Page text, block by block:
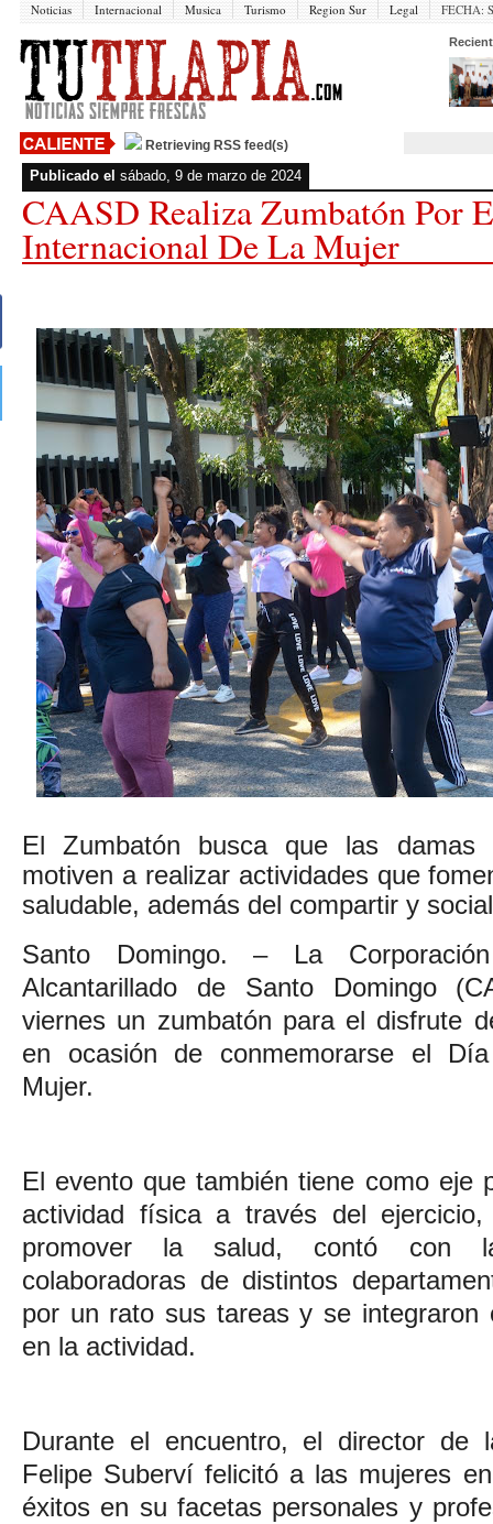
Noticias Internacional Musica Turismo Region Sur Legal FECHA:
Retrieving RSS feed(s)
Publicado el sábado, 9 de marzo de 2024
CAASD Realiza Zumbatón Por
Internacional De La Mujer
El Zumbatón busca que las
motiven a realizar actividades que
saludable, además del compartir y
Santo Domingo. – La
Alcantarillado de Santo Domingo
viernes un zumbatón para el disfrute
en ocasión de conmemorarse el
Mujer.
El evento que también tiene como eje
actividad física a través del
promover la salud, contó con
colaboradoras de distintos
por un rato sus tareas y se integraron
en la actividad.
Durante el encuentro, el director de
Felipe Suberví felicitó a las mujeres
éxitos en su facetas personales y